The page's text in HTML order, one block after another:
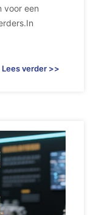
voor een
Lees verder >>